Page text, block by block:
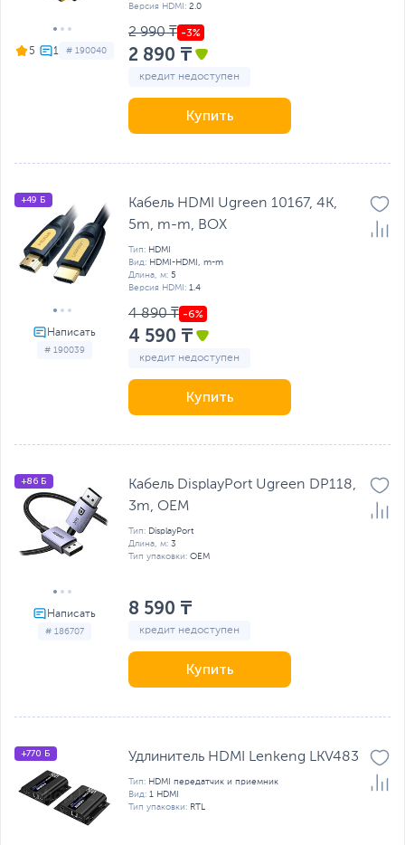
5 # 190040
Версия HDMI: 2.0
2 990 ₸
2 890 ₸
кредит недоступен
Купить
# 190039
+49 Б
Кабель HDMI Ugreen 10167, 4K,
5m, m-m, BOX
Тип: HDMI
Вид: HDMI-HDMI, m-m
Длина, м: 5
Версия HDMI: 1.4
4 890 ₸
4 590 ₸
кредит недоступен
Купить
# 186707
+86 Б
Кабель DisplayPort Ugreen DP118,
3m, OEM
Тип: DisplayPort
Длина, м: 3
Тип упаковки: OEM
8 590 ₸
кредит недоступен
Купить
+770 Б Удлинитель HDMI Lenkeng LKV483
Тип: HDMI передатчик и приемник
Вид: 1 HDMI
Тип упаковки: RTL